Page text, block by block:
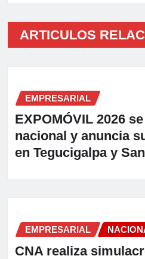
ARTICULOS
EMPRESARIAL
EXPOMÓVIL 2026
nacional y anuncia
en Tegucigalpa y
EMPRESARIAL
CNA realiza